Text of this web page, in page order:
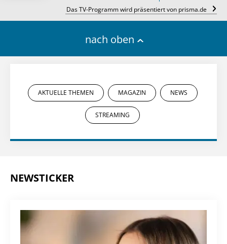
Das TV-Programm wird präsentiert von prisma.de
nach oben
AKTUELLE THEMEN MAGAZIN NEWS
STREAMING
NEWSTICKER